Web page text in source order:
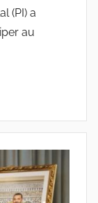
(PI) a
au